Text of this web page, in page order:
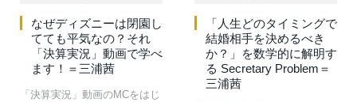
なぜディズニーは閉園し
てても平気なの？それ
「決算実況」動画で学べ
ます！＝三浦茜
「決算実況」動画のMCをはじ
「人生どのタイミングで
結婚相手を決めるべき
か？」を数学的に解明す
る Secretary Problem＝
三浦茜